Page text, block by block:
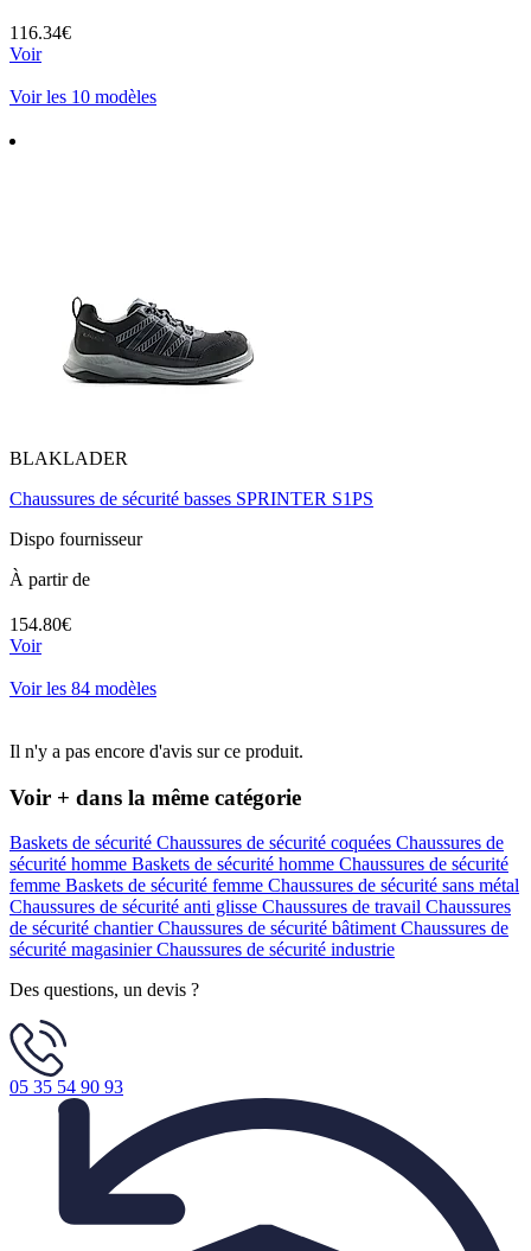
116.34€
Voir
Voir les 10 modèles
BLAKLADER
Chaussures de sécurité basses SPRINTER S1PS
Dispo fournisseur
À partir de
154.80€
Voir
Voir les 84 modèles
Il n'y a pas encore d'avis sur ce produit.
Voir + dans la même catégorie
Baskets de sécurité Chaussures de sécurité coquées Chaussures de
sécurité homme Baskets de sécurité homme Chaussures de sécurité
femme Baskets de sécurité femme Chaussures de sécurité sans métal
Chaussures de sécurité anti glisse Chaussures de travail Chaussures
de sécurité chantierChaussures de sécurité bâtimentChaussures de
sécurité magasinierChaussures de sécurité industrie
Des questions, un devis ?
05 35 54 90 93